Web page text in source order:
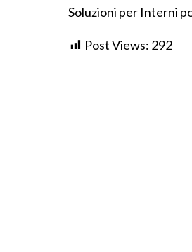
Soluzioni per Interni
Post Views: 292